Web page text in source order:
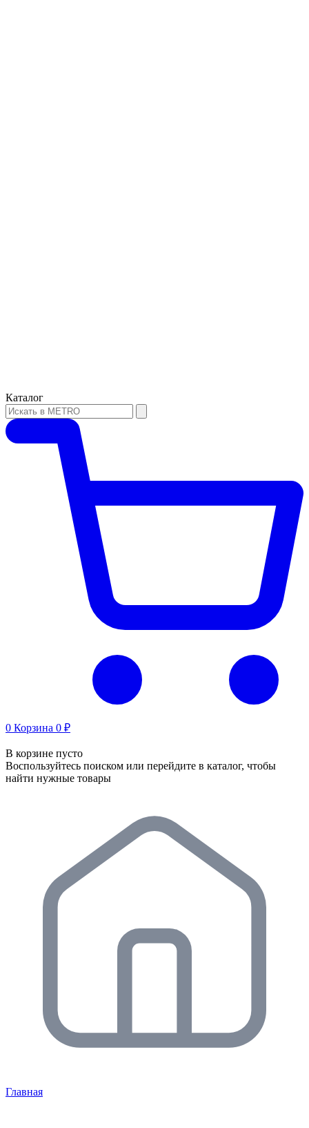
Каталог
0 Корзина 0 ₽
В корзине пусто
Воспользуйтесь поиском или перейдите в каталог, чтобы
найти нужные товары
Главная